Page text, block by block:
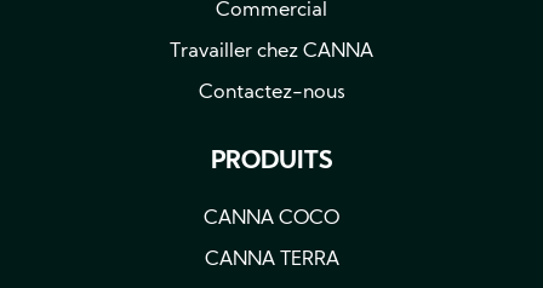
Commercial
Travailler chez CANNA
Contactez-nous
PRODUITS
CANNA COCO
CANNA TERRA